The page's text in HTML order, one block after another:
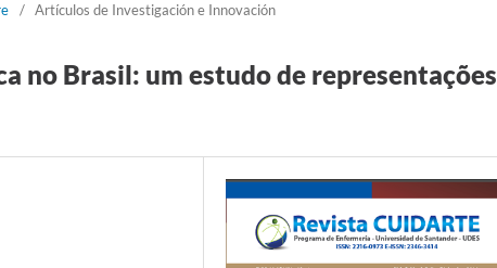
/ Artículos de Investigación e Innovación
no Brasil: um estudo de representações